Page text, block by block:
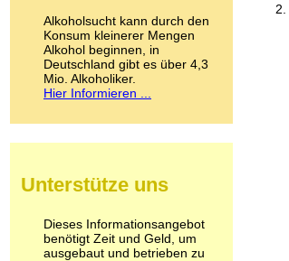
LSD
Marihuana
Medikamente
Meskalin
Metamphetamin
Methadon
Pilze
Psychopharmaka
Schlafmittel
Schmerzmittel
Alkoholsucht kann durch den
Konsum kleinerer Mengen
Alkohol beginnen, in
Deutschland gibt es über 4,3
Mio. Alkoholiker.
Hier Informieren ...
Unterstütze uns
Dieses Informationsangebot
benötigt Zeit und Geld, um
ausgebaut und betrieben zu